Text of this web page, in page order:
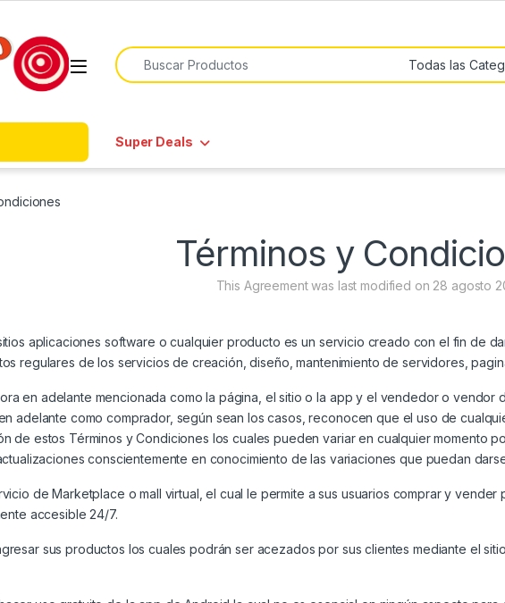
Buscar por:
Super Deals
Términos y
This Agreement was last modified on 28 agosto
aplicaciones software o cualquier producto es un servicio creado con el fin de
regulares de los servicios de creación, diseño, mantenimiento de servidores,
en adelante mencionada como la página, el sitio o la app y el vendedor o
adelante como comprador, según sean los casos, reconocen que el uso de
de estos Términos y Condiciones los cuales pueden variar en cualquier momento
conscientemente en conocimiento de las variaciones que puedan
de Marketplace o mall virtual, el cual le permite a sus usuarios comprar y
accesible 24/7.
sus productos los cuales podrán ser acezados por sus clientes mediante el